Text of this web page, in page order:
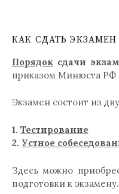
КАК СДАТЬ ЭКЗАМЕН
Порядок сдачи
приказом Минюста РФ
Экзамен состоит из
1. Тестирование
2. Устное
Здесь можно
подготовки к экзамену.